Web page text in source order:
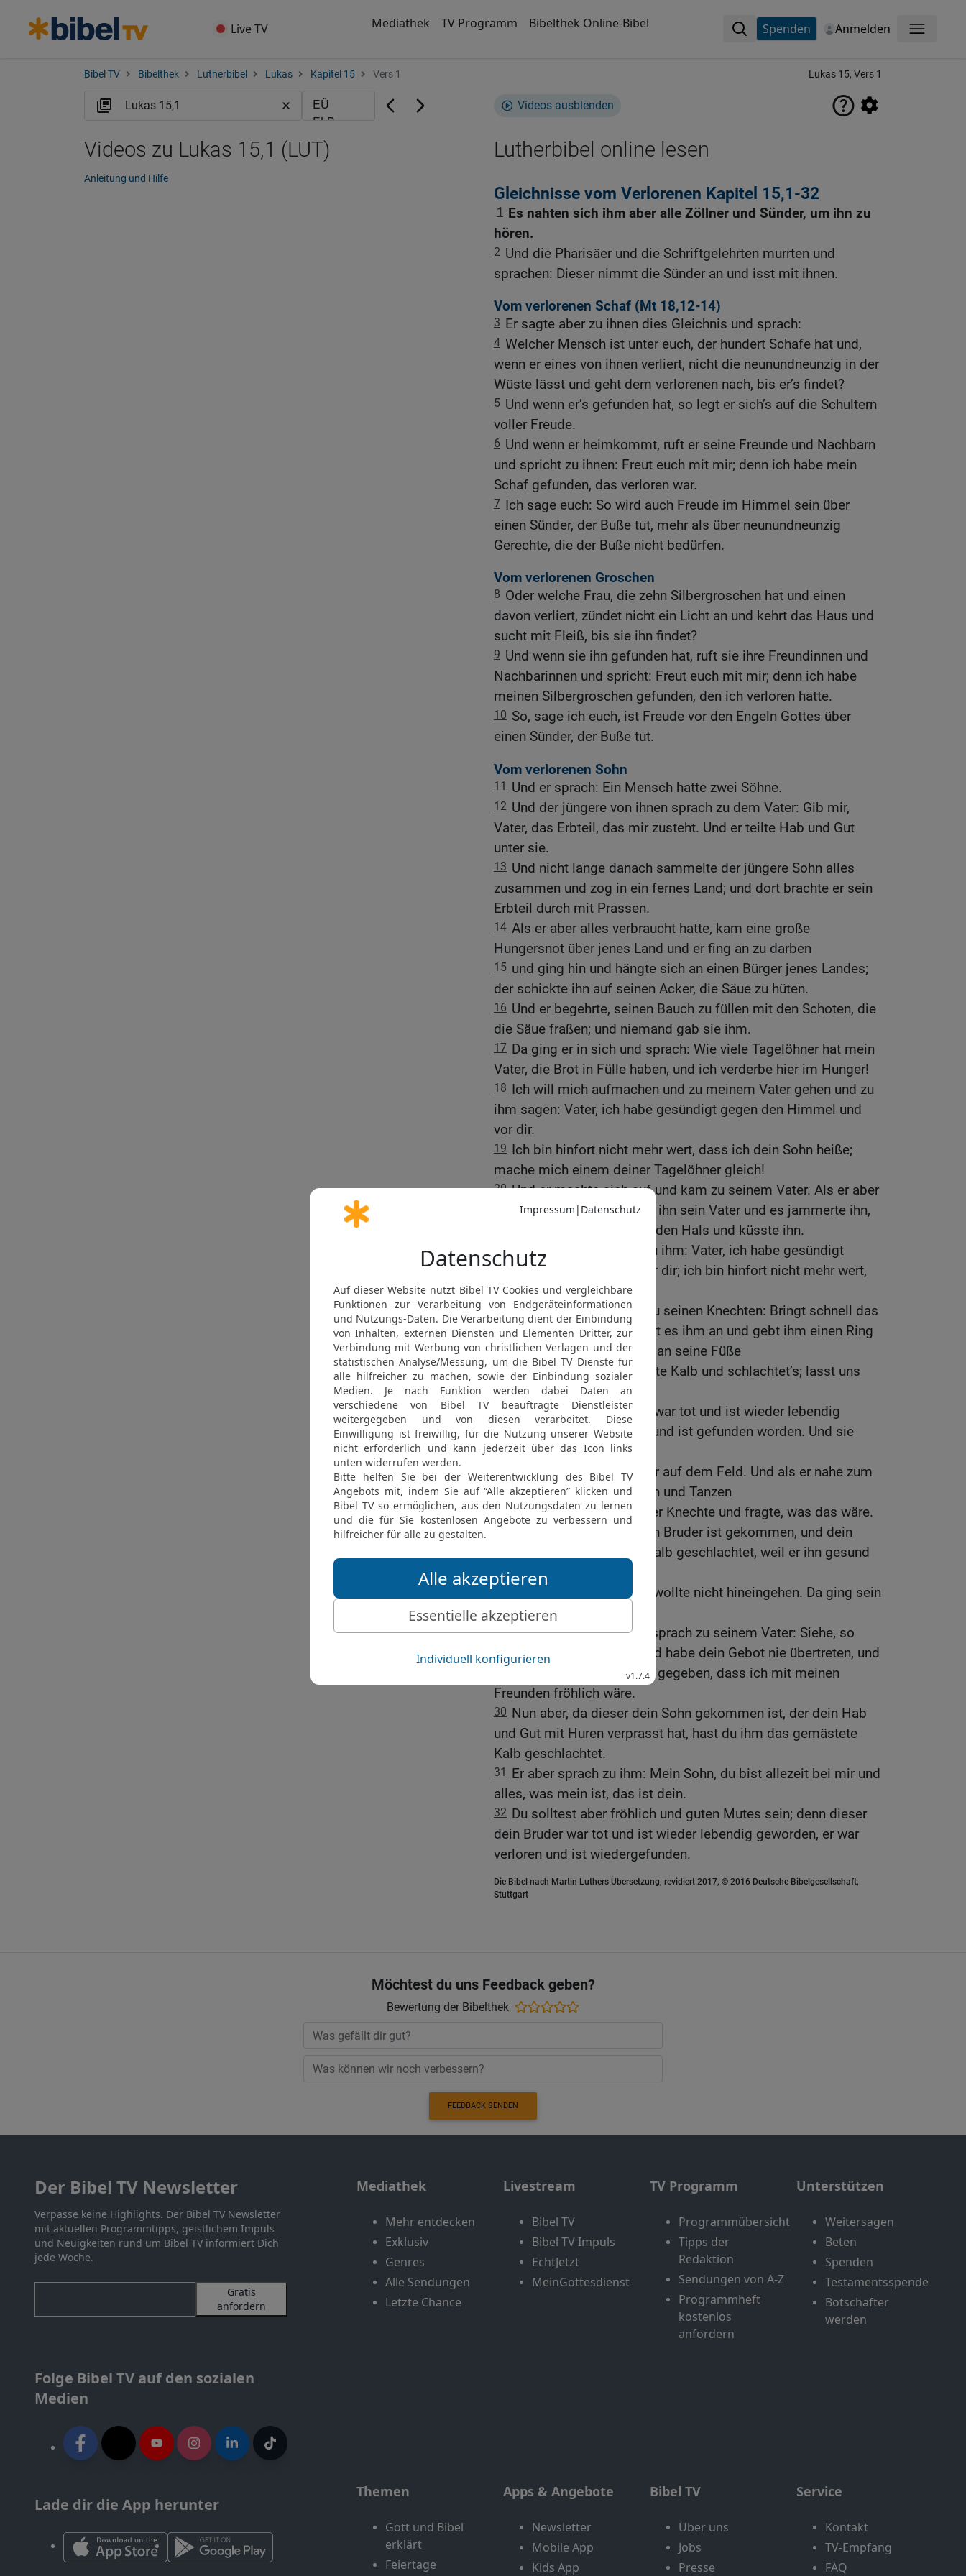
Live TV Mediathek TV Programm Bibelthek Online-Bibel Spenden Anmelden Menü
Bibel TV Bibelthek Lutherbibel Lukas Kapitel 15 Vers 1 Lukas 15, Vers 1
Videos ausblenden
Lutherbibel online lesen
Gleichnisse vom Verlorenen Kapitel 15,1-32
1 Es nahten sich ihm aber alle Zöllner und Sünder, um ihn zu
hören.
2 Und die Pharisäer und die Schriftgelehrten murrten und
sprachen: Dieser nimmt die Sünder an und isst mit ihnen.
Vom verlorenen Schaf (Mt 18,12-14)
3 Er sagte aber zu ihnen dies Gleichnis und sprach:
4 Welcher Mensch ist unter euch, der hundert Schafe hat und,
wenn er eines von ihnen verliert, nicht die neunundneunzig in der
Wüste lässt und geht dem verlorenen nach, bis er’s findet?
5 Und wenn er’s gefunden hat, so legt er sich’s auf die Schultern
voller Freude.
6 Und wenn er heimkommt, ruft er seine Freunde und Nachbarn
und spricht zu ihnen: Freut euch mit mir; denn ich habe mein
Schaf gefunden, das verloren war.
7 Ich sage euch: So wird auch Freude im Himmel sein über
einen Sünder, der Buße tut, mehr als über neunundneunzig
Gerechte, die der Buße nicht bedürfen.
Vom verlorenen Groschen
8 Oder welche Frau, die zehn Silbergroschen hat und einen
davon verliert, zündet nicht ein Licht an und kehrt das Haus und
sucht mit Fleiß, bis sie ihn findet?
9 Und wenn sie ihn gefunden hat, ruft sie ihre Freundinnen und
Nachbarinnen und spricht: Freut euch mit mir; denn ich habe
meinen Silbergroschen gefunden, den ich verloren hatte.
10 So, sage ich euch, ist Freude vor den Engeln Gottes über
einen Sünder, der Buße tut.
Vom verlorenen Sohn
11 Und er sprach: Ein Mensch hatte zwei Söhne.
12 Und der jüngere von ihnen sprach zu dem Vater: Gib mir,
Vater, das Erbteil, das mir zusteht. Und er teilte Hab und Gut
unter sie.
13 Und nicht lange danach sammelte der jüngere Sohn alles
zusammen und zog in ein fernes Land; und dort brachte er sein
Erbteil durch mit Prassen.
14 Als er aber alles verbraucht hatte, kam eine große
Hungersnot über jenes Land und er fing an zu darben
15 und ging hin und hängte sich an einen Bürger jenes Landes;
der schickte ihn auf seinen Acker, die Säue zu hüten.
16 Und er begehrte, seinen Bauch zu füllen mit den Schoten, die
die Säue fraßen; und niemand gab sie ihm.
17 Da ging er in sich und sprach: Wie viele Tagelöhner hat mein
Vater, die Brot in Fülle haben, und ich verderbe hier im Hunger!
18 Ich will mich aufmachen und zu meinem Vater gehen und zu
ihm sagen: Vater, ich habe gesündigt gegen den Himmel und
vor dir.
19 Ich bin hinfort nicht mehr wert, dass ich dein Sohn heiße;
mache mich einem deiner Tagelöhner gleich!
20 Und er machte sich auf und kam zu seinem Vater. Als er aber
noch weit entfernt war, sah ihn sein Vater und es jammerte ihn,
und er lief und fiel ihm um den Hals und küsste ihn.
21
Der Sohn aber sprach zu ihm: Vater, ich habe gesündigt
gegen den Himmel und vor dir; ich bin hinfort nicht mehr wert,
dass ich dein Sohn heiße.
22
Aber der Vater sprach zu seinen Knechten: Bringt schnell das
beste Gewand her und zieht es ihm an und gebt ihm einen Ring
an seine Hand und Schuhe an seine Füße
23 und bringt das gemästete Kalb und schlachtet’s; lasst uns
essen und fröhlich sein!
24 Denn dieser mein Sohn war tot und ist wieder lebendig
geworden; er war verloren und ist gefunden worden. Und sie
fingen an, fröhlich zu sein.
Aber der ältere Sohn war auf dem Feld. Und als er nahe zum
Hause kam, hörte er Singen und Tanzen
26 und rief zu sich einen der Knechte und fragte, was das wäre.
27
Der aber sagte ihm: Dein Bruder ist gekommen, und dein
Vater hat das gemästete Kalb geschlachtet, weil er ihn gesund
wiederhat.
Da wurde er zornig und wollte nicht hineingehen. Da ging sein
Vater heraus und bat ihn.
29 Er antwortete aber und sprach zu seinem Vater: Siehe, so
viele Jahre diene ich dir und habe dein Gebot nie übertreten, und
du hast mir nie einen Bock gegeben, dass ich mit meinen
Freunden fröhlich wäre.
30 Nun aber, da dieser dein Sohn gekommen ist, der dein Hab
und Gut mit Huren verprasst hat, hast du ihm das gemästete
Kalb geschlachtet.
31 Er aber sprach zu ihm: Mein Sohn, du bist allezeit bei mir und
alles, was mein ist, das ist dein.
32 Du solltest aber fröhlich und guten Mutes sein; denn dieser
dein Bruder war tot und ist wieder lebendig geworden, er war
verloren und ist wiedergefunden.
Die Bibel nach Martin Luthers Übersetzung, revidiert 2017, © 2016 Deutsche Bibelgesellschaft,
Stuttgart
Videos zu Lukas 15,1 (LUT)
Anleitung und Hilfe
Möchtest du uns Feedback geben?
Bewertung der Bibelthek
FEEDBACK SENDEN
Der Bibel TV Newsletter
Verpasse keine Highlights. Der Bibel TV Newsletter
mit aktuellen Programmtipps, geistlichem Impuls
und Neuigkeiten rund um Bibel TV informiert Dich
jede Woche.
Gratis
anfordern
Folge Bibel TV auf den sozialen
Medien
Lade dir die App herunter
Mediathek
Mehr entdecken
Exklusiv
Genres
Alle Sendungen
Letzte Chance
Livestream
Bibel TV
Bibel TV Impuls
EchtJetzt
MeinGottesdienst
TV Programm
Programmübersicht
Tipps der
Redaktion
Sendungen von A-Z
Programmheft
kostenlos
anfordern
Unterstützen
Weitersagen
Beten
Spenden
Testamentsspende
Botschafter
werden
Themen
Gott und Bibel
erklärt
Feiertage
Apps & Angebote
Newsletter
Mobile App
Kids App
Bibel TV
Über uns
Jobs
Presse
Service
Kontakt
TV-Empfang
FAQ